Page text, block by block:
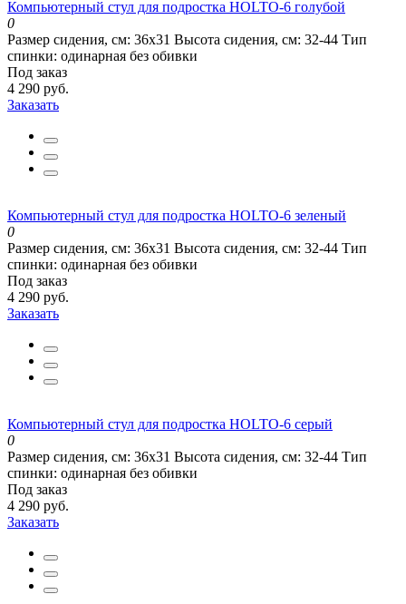
Компьютерный стул для подростка HOLTO-6 голубой
0
Размер сидения, см: 36х31 Высота сидения, см: 32-44 Тип
спинки: одинарная без обивки
Под заказ
4 290 руб.
Заказать
Компьютерный стул для подростка HOLTO-6 зеленый
0
Размер сидения, см: 36х31 Высота сидения, см: 32-44 Тип
спинки: одинарная без обивки
Под заказ
4 290 руб.
Заказать
Компьютерный стул для подростка HOLTO-6 серый
0
Размер сидения, см: 36х31 Высота сидения, см: 32-44 Тип
спинки: одинарная без обивки
Под заказ
4 290 руб.
Заказать